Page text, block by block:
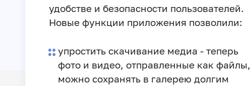
удобстве и безопасности пользователей.
Новые функции приложения позволили:
упростить скачивание медиа - теперь
фото и видео, отправленные как файлы,
можно сохранять в галерею долгим